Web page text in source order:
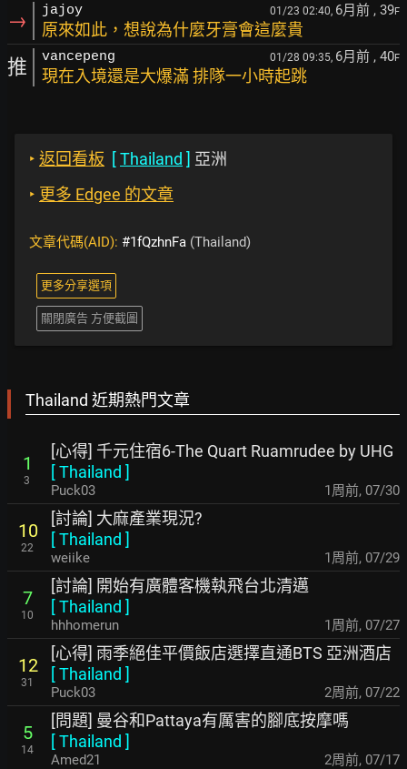
→ jajoy 01/23 02:40, 6月前 , 39F
原來如此，想說為什麼牙膏會這麼貴
推 vancepeng 01/28 09:35, 6月前 , 40F
現在入境還是大爆滿 排隊一小時起跳
‣ 返回看板 [Thailand ] 亞洲
‣ 更多 Edgee 的文章
文章代碼(AID): #1fQzhnFa (Thailand)
更多分享選項
關閉廣告 方便截圖
Thailand 近期熱門文章
1
3
[心得] 千元住宿6-The Quart Ruamrudee by UHG
[Thailand ]
Puck03 1周前, 07/30
10
22
[討論] 大麻產業現況?
[Thailand ]
weiike 1周前, 07/29
7
10
[討論] 開始有廣體客機執飛台北清邁
[Thailand ]
hhhomerun 1周前, 07/27
12
31
[心得] 雨季絕佳平價飯店選擇直通BTS 亞洲酒店
[Thailand ]
Puck03 2周前, 07/22
5
14
[問題] 曼谷和Pattaya有厲害的腳底按摩嗎
[Thailand ]
Amed21 2周前, 07/17